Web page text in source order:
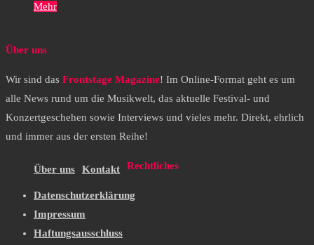
Mehr
Über uns
Wir sind das Frontstage Magazine! Im Online-Format geht es um
alle News rund um die Musikwelt, das aktuelle Festival- und
Konzertgeschehen sowie Interviews und vieles mehr. Direkt, ehrlich
und immer aus der ersten Reihe!
Über uns Kontakt Rechtliches
Datenschutzerklärung
Impressum
Haftungsausschluss